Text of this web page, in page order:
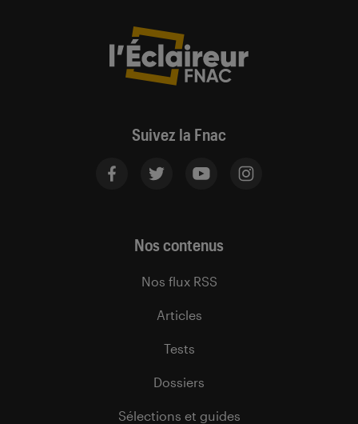
Suivez la Fnac
Nos contenus
Nos flux RSS
Articles
Tests
Dossiers
Sélections et guides